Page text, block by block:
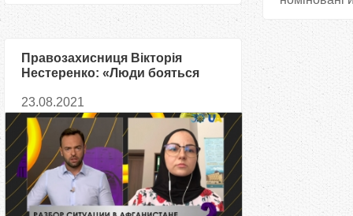
Правозахисниця Вікторія
Нестеренко: «Люди бояться
чого їм чекати»
23.08.2021